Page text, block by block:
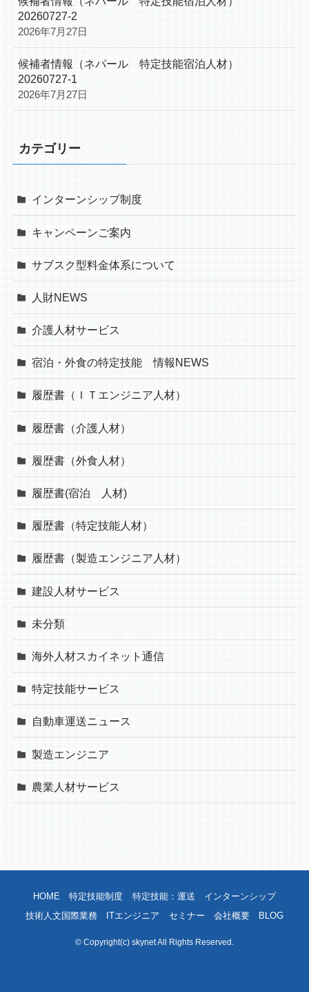
20260727-2
2026年7月27日
候補者情報（ネパール 特定技能宿泊人材）
20260727-1
2026年7月27日
カテゴリー
インターンシップ制度
キャンペーンご案内
サブスク型料金体系について
人財NEWS
介護人材サービス
宿泊・外食の特定技能 情報NEWS
履歴書（ＩＴエンジニア人材）
履歴書（介護人材）
履歴書（外食人材）
履歴書(宿泊 人材)
履歴書（特定技能人材）
履歴書（製造エンジニア人材）
建設人材サービス
未分類
海外人材スカイネット通信
特定技能サービス
自動車運送ニュース
製造エンジニア
農業人材サービス
HOME 特定技能制度 特定技能：運送
インターンシップ
技術人文国際業務
ITエンジニア セミナー 会社概要 BLOG
© Copyright(c) skynet All Rights Reserved.